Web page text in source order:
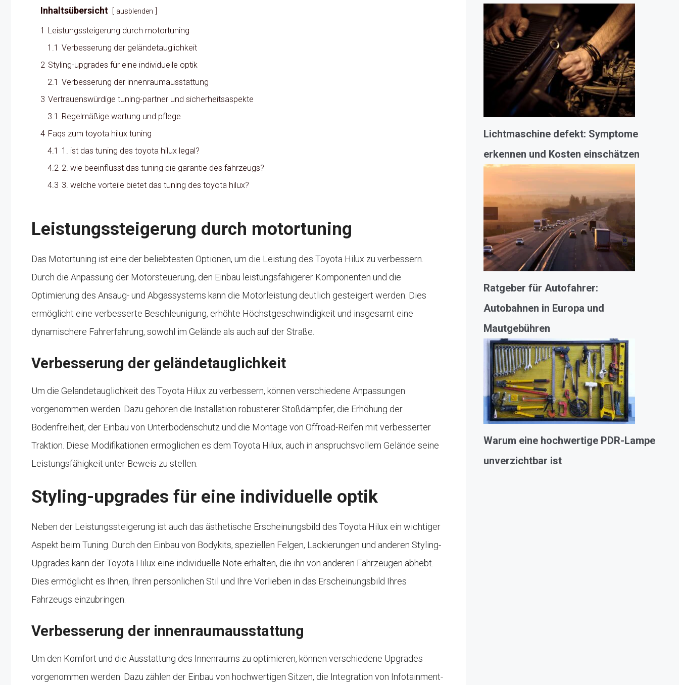
Inhaltsübersicht ausblenden
1 Leistungssteigerung durch motortuning
1.1 Verbesserung der geländetauglichkeit
2 Styling-upgrades für eine individuelle optik
2.1 Verbesserung der innenraumausstattung
3 Vertrauenswürdige tuning-partner und sicherheitsaspekte
3.1 Regelmäßige wartung und pflege
4 Faqs zum toyota hilux tuning
4.1 1. ist das tuning des toyota hilux legal?
4.2 2. wie beeinflusst das tuning die garantie des fahrzeugs?
4.3 3. welche vorteile bietet das tuning des toyota hilux?
Leistungssteigerung durch motortuning
Das Motortuning ist eine der beliebtesten Optionen, um die Leistung des Toyota Hilux zu verbessern.
Durch die Anpassung der Motorsteuerung, den Einbau leistungsfähigerer Komponenten und die
Optimierung des Ansaug- und Abgassystems kann die Motorleistung deutlich gesteigert werden. Dies
ermöglicht eine verbesserte Beschleunigung, erhöhte Höchstgeschwindigkeit und insgesamt eine
dynamischere Fahrerfahrung, sowohl im Gelände als auch auf der Straße.
Verbesserung der geländetauglichkeit
Um die Geländetauglichkeit des Toyota Hilux zu verbessern, können verschiedene Anpassungen
vorgenommen werden. Dazu gehören die Installation robusterer Stoßdämpfer, die Erhöhung der
Bodenfreiheit, der Einbau von Unterbodenschutz und die Montage von Offroad-Reifen mit verbesserter
Traktion. Diese Modifikationen ermöglichen es dem Toyota Hilux, auch in anspruchsvollem Gelände seine
Leistungsfähigkeit unter Beweis zu stellen.
Styling-upgrades für eine individuelle optik
Neben der Leistungssteigerung ist auch das ästhetische Erscheinungsbild des Toyota Hilux ein wichtiger
Aspekt beim Tuning. Durch den Einbau von Bodykits, speziellen Felgen, Lackierungen und anderen Styling-
Upgrades kann der Toyota Hilux eine individuelle Note erhalten, die ihn von anderen Fahrzeugen abhebt.
Dies ermöglicht es Ihnen, Ihren persönlichen Stil und Ihre Vorlieben in das Erscheinungsbild Ihres
Fahrzeugs einzubringen.
Verbesserung der innenraumausstattung
Um den Komfort und die Ausstattung des Innenraums zu optimieren, können verschiedene Upgrades
vorgenommen werden. Dazu zählen der Einbau von hochwertigen Sitzen, die Integration von Infotainment-
Lichtmaschine defekt: Symptome
erkennen und Kosten einschätzen
Ratgeber für Autofahrer:
Autobahnen in Europa und
Mautgebühren
Warum eine hochwertige PDR-Lampe
unverzichtbar ist